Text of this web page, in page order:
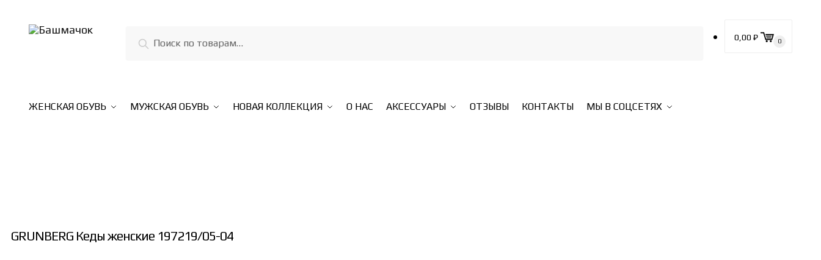
Поиск 0,00 ₽ 0
ЖЕНСКАЯ ОБУВЬ МУЖСКАЯ ОБУВЬ НОВАЯ КОЛЛЕКЦИЯ О НАС АКСЕССУАРЫ ОТЗЫВЫ КОНТАКТЫ МЫ В СОЦСЕТЯХ
GRUNBERG Кеды женские 197219/05-04